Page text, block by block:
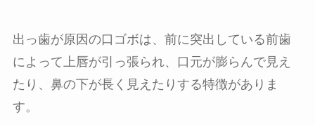
出っ歯が原因の口ゴボは、前に突出している前歯
によって上唇が引っ張られ、口元が膨らんで見え
たり、鼻の下が長く見えたりする特徴がありま
す。